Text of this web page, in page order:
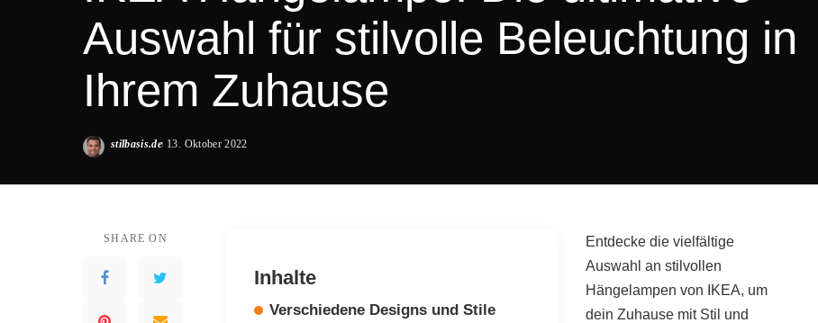
Auswahl für stilvolle Beleuchtung in
Ihrem Zuhause
Posted
stilbasis.de 13. Oktober 2022
SHARE ON
Inhalte
Verschiedene Designs und Stile
Entdecke die vielfältige
Auswahl an stilvollen
Hängelampen von IKEA, um
dein Zuhause mit Stil und